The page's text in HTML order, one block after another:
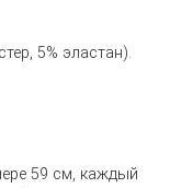
5% эластан).
59 см, каждый